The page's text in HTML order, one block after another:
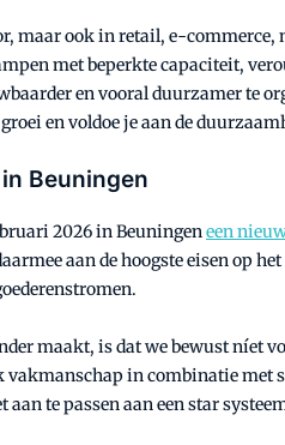
maar ook in retail, e-
met beperkte capaciteit,
en vooral duurzamer te
en voldoe je aan de
Beuningen
2026 in Beuningeneen
aan de hoogste eisen op
maakt, is dat we bewust níet
in combinatie met
aan te passen aan een star